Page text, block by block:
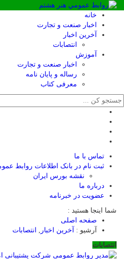
خانه
اخبار صنعت و تجارت
آخرین اخبار
انتصابات
آموزش
اخبار صنعت و تجارت
رساله و پایان نامه
معرفی کتاب
تماس با ما
ثبت نام در بانک اطلاعات روابط
نقشه بورس ایران
درباره ما
عضويت در خبرنامه
شما اینجا هستید :
صفحه اصلی
آرشیو :
آخرین اخبار
انتصابات
انتصابات